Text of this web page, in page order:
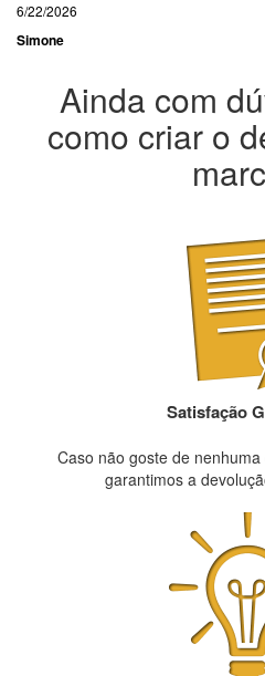
6/22/2026
Simone
Ainda com
como criar o
Satisfação
Caso não goste de
garantimos a